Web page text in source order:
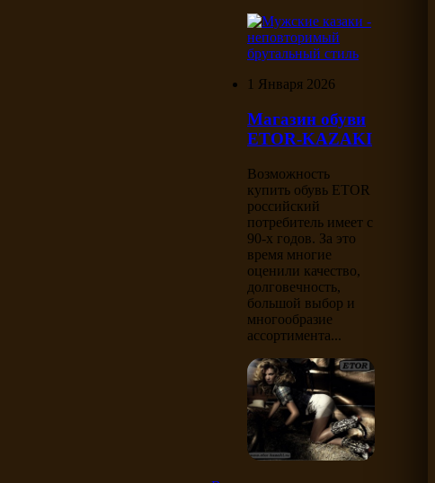
1 Января 2026
Магазин обуви
ETOR-KAZAKI
Возможность
купить обувь ETOR
российский
потребитель имеет с
90-х годов. За это
время многие
оценили качество,
долговечность,
большой выбор и
многообразие
ассортимента...